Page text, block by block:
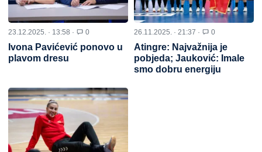
23.12.2025. · 13:58 · 0
Ivona Pavićević ponovo u
plavom dresu
26.11.2025. · 21:37 · 0
Atingre: Najvažnija je
pobjeda; Jauković: Imale
smo dobru energiju